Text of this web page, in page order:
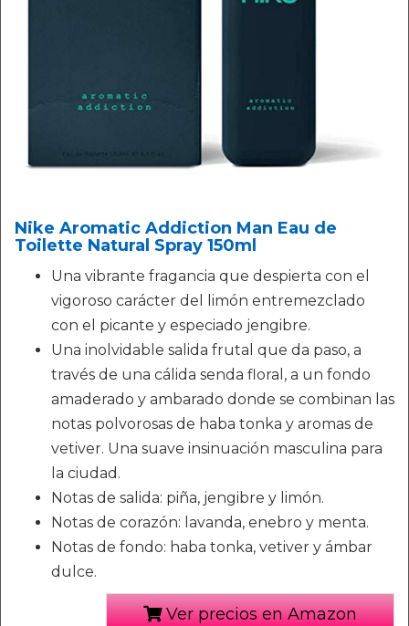
Nike Aromatic Addiction Man Eau de
Toilette Natural Spray 150ml
Una vibrante fragancia que despierta con el
vigoroso carácter del limón entremezclado
con el picante y especiado jengibre.
Una inolvidable salida frutal que da paso, a
través de una cálida senda floral, a un fondo
amaderado y ambarado donde se combinan las
notas polvorosas de haba tonka y aromas de
vetiver. Una suave insinuación masculina para
la ciudad.
Notas de salida: piña, jengibre y limón.
Notas de corazón: lavanda, enebro y menta.
Notas de fondo: haba tonka, vetiver y ámbar
dulce.
Ver precios en Amazon